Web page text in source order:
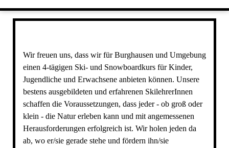
HAFTUNGSAUSSCHLUSS
Wir freuen uns, dass wir für Burghausen und Umgebung
einen 4-tägigen Ski- und Snowboardkurs für Kinder,
Jugendliche und Erwachsene anbieten können. Unsere
bestens ausgebildeten und erfahrenen SkilehrerInnen
schaffen die Voraussetzungen, dass jeder - ob groß oder
klein - die Natur erleben kann und mit angemessenen
Herausforderungen erfolgreich ist. Wir holen jeden da
ab, wo er/sie gerade stehe und fördern ihn/sie